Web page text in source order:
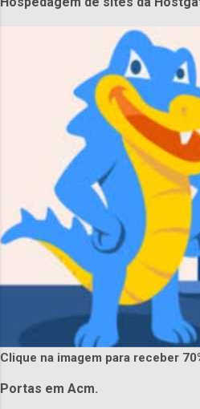
Clique na imagem para receber
Portas em Acm.